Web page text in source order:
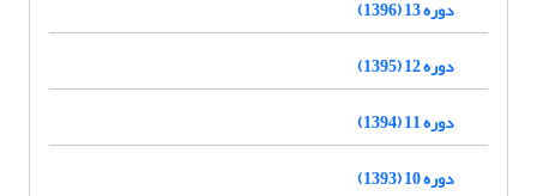
دوره 13 (1396)
دوره 12 (1395)
دوره 11 (1394)
دوره 10 (1393)